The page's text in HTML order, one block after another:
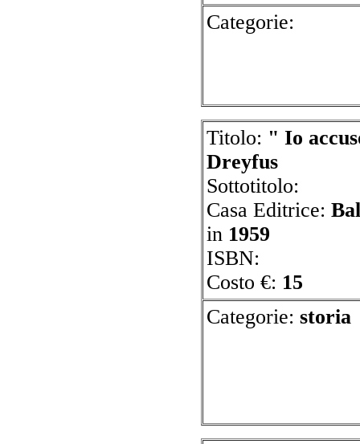
Titolo: " Io
Dreyfus
Sottotitolo:
Casa Editrice:
in 1959
ISBN:
Costo €: 15
Categorie: